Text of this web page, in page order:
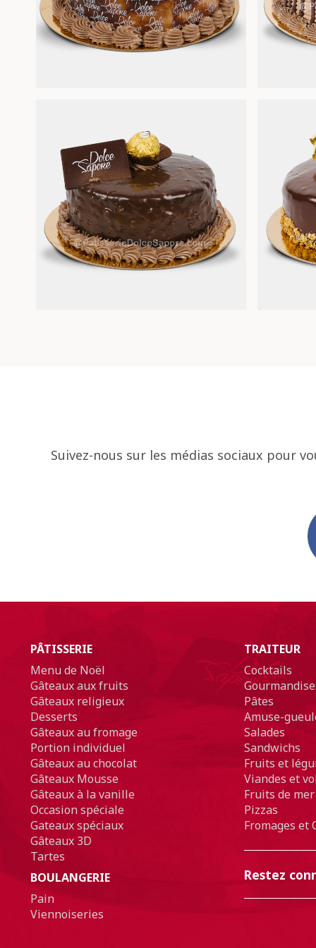
Suivez-nous sur les médias sociaux pour
PÂTISSERIE
Menu de Noël
Gâteaux aux fruits
Gâteaux religieux
Desserts
Gâteaux au fromage
Portion individuel
Gâteaux au chocolat
Gâteaux Mousse
Gâteaux à la vanille
Occasion spéciale
Gateaux spéciaux
Gâteaux 3D
Tartes
BOULANGERIE
Pain
Viennoiseries
TRAITEUR
Cocktails
Pâtes
Amuse-
Salades
Sandwichs
Fruits et
Viandes et
Fruits de mer
Pizzas
Fromages et
Restez